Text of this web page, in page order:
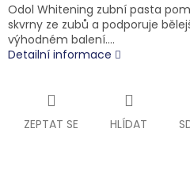
Odol Whitening zubní pasta
skvrny ze zubů a podporuje
výhodném balení.…
Detailní informace
ZEPTAT SE HLÍDAT